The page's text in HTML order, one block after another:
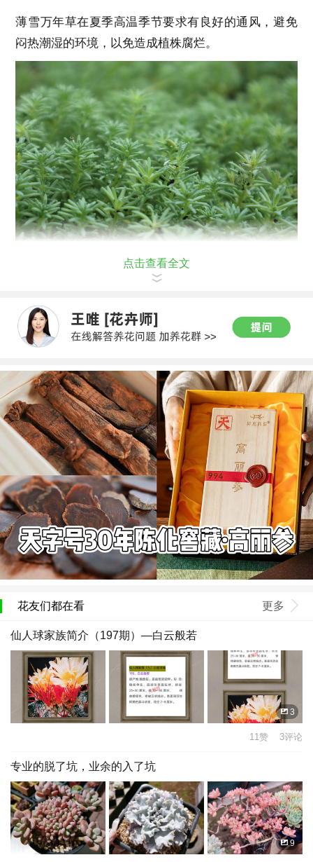
薄雪万年草在夏季高温季节要求有良好的通风，避免
闷热潮湿的环境，以免造成植株腐烂。
点击查看全文
花友们都在看 更多
仙人球家族简介（197期）—白云般若
3
11赞 3评论
专业的脱了坑，业余的入了坑
9